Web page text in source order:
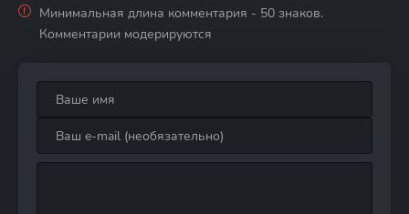
Минимальная длина комментария - 50 знаков.
Комментарии модерируются